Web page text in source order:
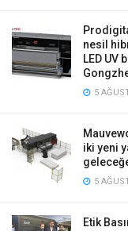
nesil
LED UV
5
iki yeni
5
Etik